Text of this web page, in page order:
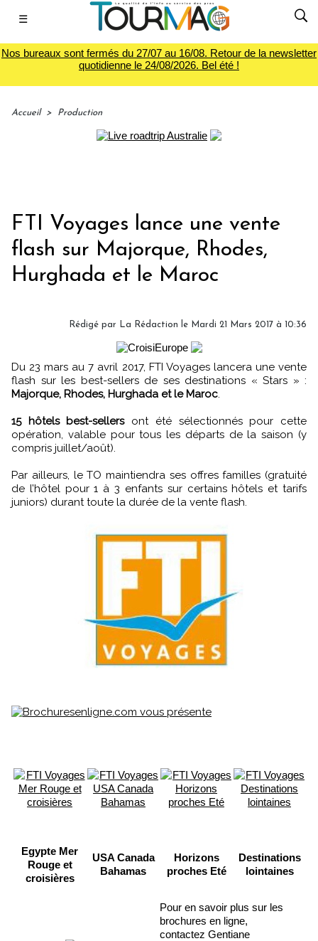
☰
Nos bureaux sont fermés du 27/07 au 16/08. Retour de la newsletter
quotidienne le 24/08/2026. Bel été !
Accueil > Production
FTI Voyages lance une vente
flash sur Majorque, Rhodes,
Hurghada et le Maroc
Rédigé par La Rédaction le Mardi 21 Mars 2017 à 10:36
Du 23 mars au 7 avril 2017, FTI Voyages lancera une vente
flash sur les best-sellers de ses destinations « Stars » :
Majorque, Rhodes, Hurghada et le Maroc.
15 hôtels best-sellersont été sélectionnés pour cette
opération, valable pour tous les départs de la saison (y
compris juillet/août).
Par ailleurs, le TO maintiendra ses offres familles (gratuité
de l’hôtel pour 1 à 3 enfants sur certains hôtels et tarifs
juniors) durant toute la durée de la vente flash.
Egypte Mer
Rouge et
croisières
USA Canada
Bahamas
Horizons
proches Eté
Destinations
lointaines
Pour en savoir plus sur les
brochures en ligne,
contactez Gentiane